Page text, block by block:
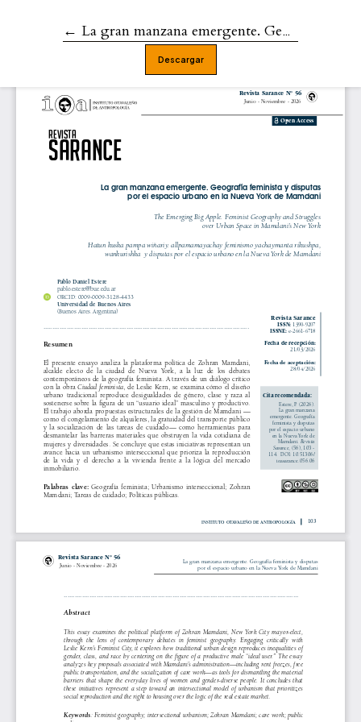
← Volver a los detalles del artículo
La gran manzana emergente. Geografía feminista y disputas por el espacio urbano en la Nueva York de Mamdani
Descargar